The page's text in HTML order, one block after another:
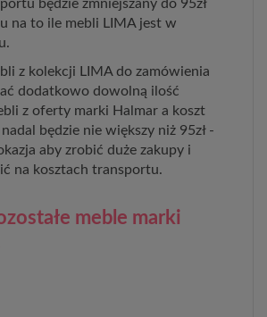
będzie zmniejszany do 95zł
na to ile mebli LIMA jest w
z kolekcji LIMA do zamówienia
dodatkowo dowolną ilość
z oferty marki Halmar a koszt
będzie nie większy niż 95zł -
aby zrobić duże zakupy i
na kosztach transportu.
meble marki